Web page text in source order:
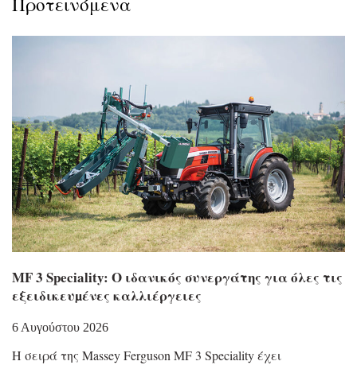
MF 3 Speciality: Ο ιδανικός συνεργάτης για όλες τις
εξειδικευµένες καλλιέργειες
6 Αυγούστου 2026
Η σειρά της Massey Ferguson MF 3 Speciality έχει